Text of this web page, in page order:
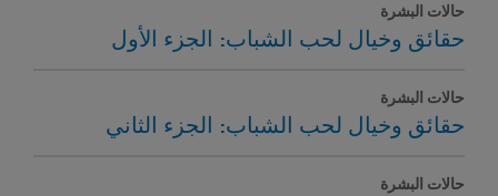
حالات البشرة
حقائق وخيال لحب الشباب: الجزء الأول
حالات البشرة
حقائق وخيال لحب الشباب: الجزء الثاني
حالات البشرة